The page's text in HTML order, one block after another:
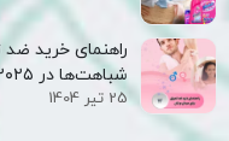
راهنمای خرید ضد
شباهت‌ها در ۲۰۲۵
25 تیر 1404